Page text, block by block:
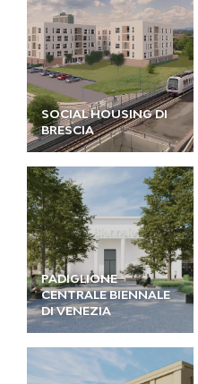
SOCIAL HOUSING DI
BRESCIA
PADIGLIONE
CENTRALE BIENNALE
DI VENEZIA